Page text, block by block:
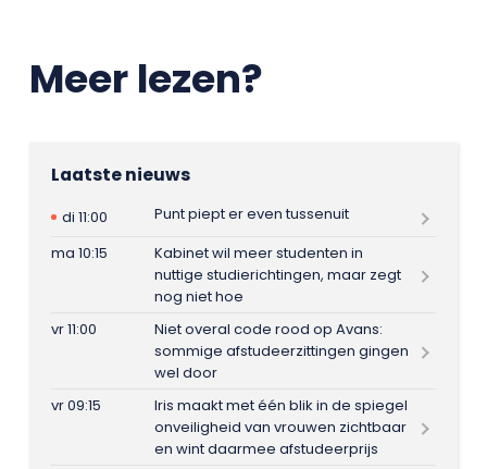
Meer lezen?
Laatste nieuws
di 11:00
Punt piept er even tussenuit
ma 10:15
Kabinet wil meer studenten in
nuttige studierichtingen, maar zegt
nog niet hoe
vr 11:00
Niet overal code rood op Avans:
sommige afstudeerzittingen gingen
wel door
vr 09:15
Iris maakt met één blik in de spiegel
onveiligheid van vrouwen zichtbaar
en wint daarmee afstudeerprijs